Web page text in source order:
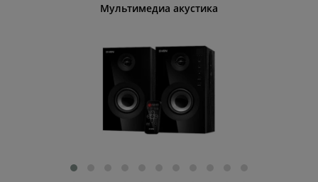
Мультимедиа акустика